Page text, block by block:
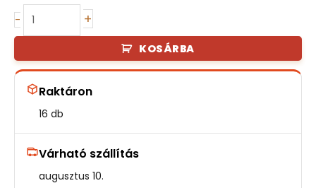
-
Halloween-
lampion
kalapban,
akasztható
cm
+
KOSÁRBA
Raktáron
16 db
Várható szállítás
augusztus 10.